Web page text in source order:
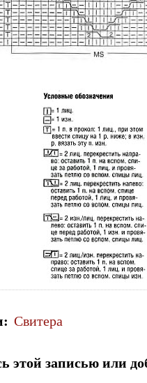
: Свитера
этой записью или